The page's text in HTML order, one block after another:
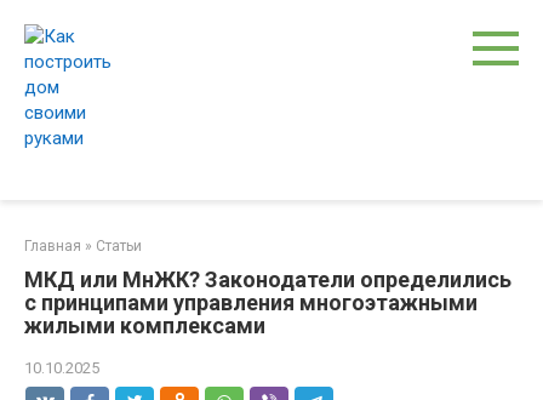
контенту
Главная » Статьи
МКД или МнЖК? Законодатели определились
с принципами управления многоэтажными
жилыми комплексами
10.10.2025